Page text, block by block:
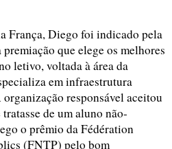
França, Diego foi indicado pela
que elege os melhores
letivo, voltada à área da
em infraestrutura
responsável aceitou
de um aluno não-
o prêmio da Fédération
(FNTP) pelo bom